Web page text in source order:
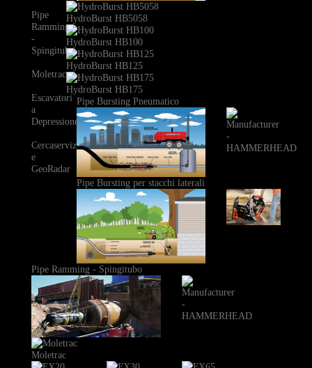
Pipe
Ramming
-
Spingitubo
Moletrac
Escavatori
a
Depressione
Cercaservizi
e
GeoRadar
HydroBurst HB5058
HydroBurst HB100
HydroBurst HB125
HydroBurst HB175
Pipe Bursting Pneumatico
Pipe Bursting per stacchi laterali
Pipe Ramming - Spingitubo
Moletrac